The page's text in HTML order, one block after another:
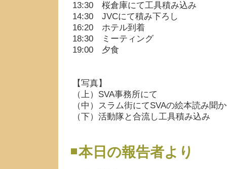
13:30 桜倉庫にて工具積み込み
14:30 JVCにて積み下ろし
16:20 ホテル到着
18:30 ミーティング
19:00 夕食
【写真】
（上）SVA事務所にて
（中）スラム街にてSVAの絵本読み聞
（下）活動隊と合流し工具積み込み
本日の報告者より